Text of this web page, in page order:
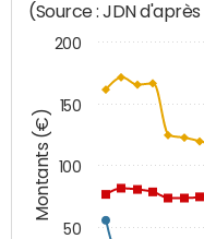
Montants (€)
(Source : JDN
50
100
150
200